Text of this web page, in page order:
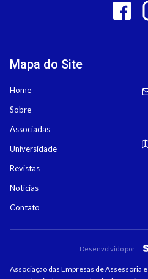
Mapa do Site
Home
Sobre
Associadas
Universidade
Revistas
Notícias
Contato
Desenvolvido por:
Associação das Empresas de Assessoria e